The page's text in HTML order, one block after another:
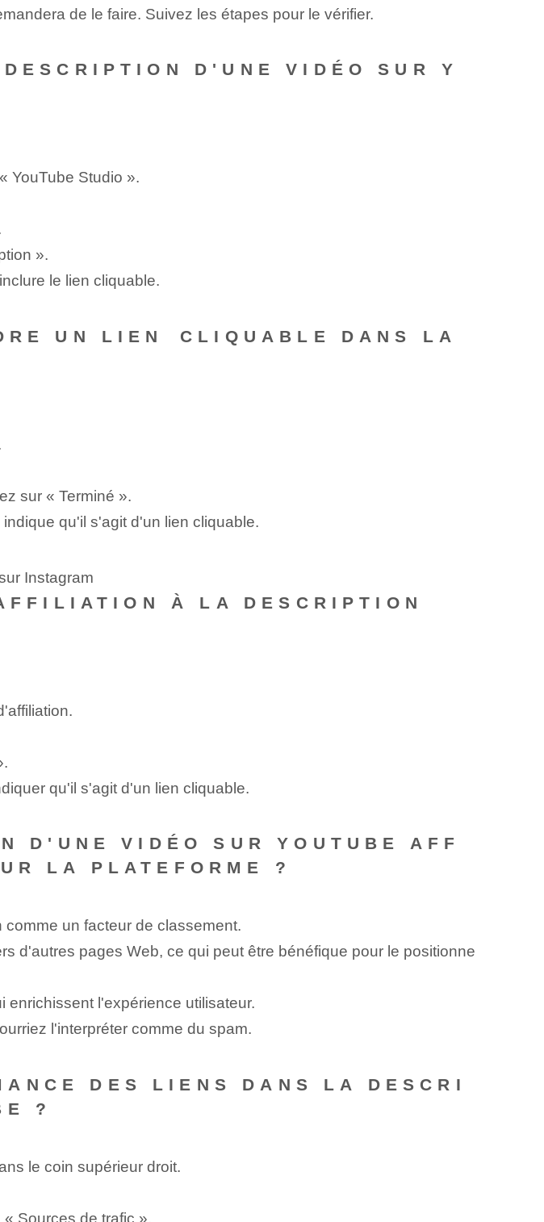
de le faire. Suivez les étapes pour le vérifier.
D'UNE VIDÉO SUR Y
YouTube Studio ».
».
le lien cliquable.
UN LIEN⁢ CLIQUABLE DANS LA
sur « Terminé ».
qu'il s'agit d'un lien cliquable.
Instagram
À LA DESCRIPTION
qu'il s'agit d'un lien cliquable.
D'UNE VIDÉO SUR YOUTUBE AFF
LA PLATEFORME ?
un ‌facteur de classement.
d'autres pages Web, ce qui peut être bénéfique pour le positionne
l'expérience utilisateur.
l'interpréter comme du spam.
DES LIENS DANS LA DESCRI
?
le coin supérieur droit.
Sources de trafic ».